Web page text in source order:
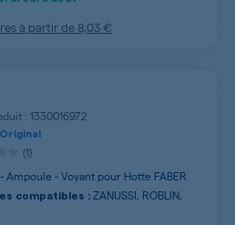
à partir de8,03 €
: 1330016972
Original
(1)
Ampoule - Voyant pour Hotte FABER
compatibles : ZANUSSI, ROBLIN,